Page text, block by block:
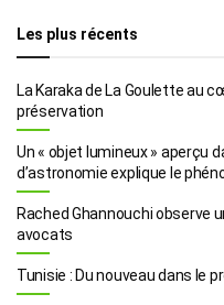
Les plus récents
La Karaka de La Goulette au
préservation
Un « objet lumineux » aperçu
d’astronomie explique le
Rached Ghannouchi observe
avocats
Tunisie : Du nouveau dans le